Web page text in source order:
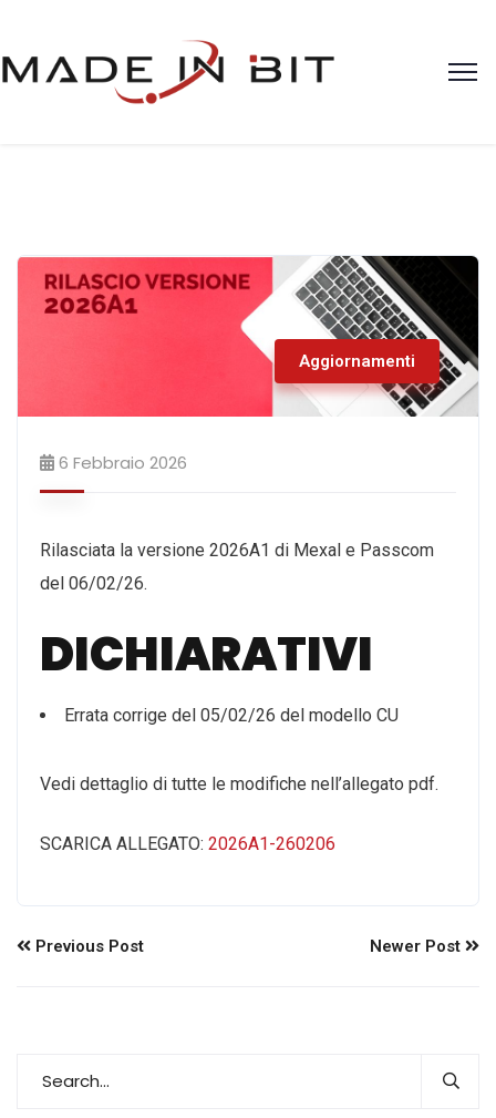
Aggiornamenti
6 Febbraio 2026
Rilasciata la versione 2026A1 di Mexal e Passcom
del 06/02/26.
DICHIARATIVI
Errata corrige del 05/02/26 del modello CU
Vedi dettaglio di tutte le modifiche nell’allegato pdf.
SCARICA ALLEGATO: 2026A1-260206
Previous Post Newer Post